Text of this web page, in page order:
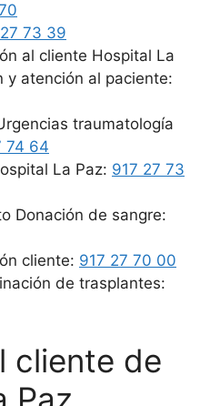
73 39
al cliente Hospital La
y atención al paciente:
traumatología
74 64
La Paz: 917 27 73
Donación de sangre:
cliente: 917 27 70 00
de trasplantes:
cliente de